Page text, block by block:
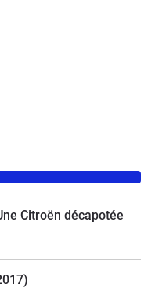
Citroën décapotée